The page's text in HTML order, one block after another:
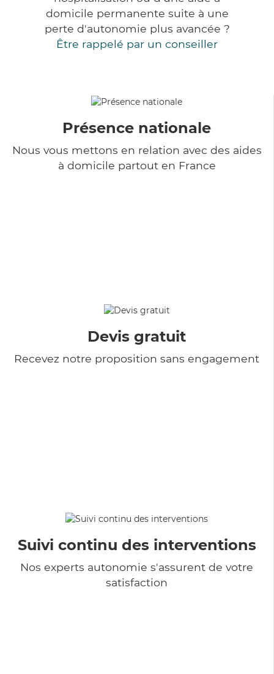
domicile permanente suite à une
perte d'autonomie plus avancée ?
Être rappelé par un conseiller
Présence nationale
Nous vous mettons en relation avec des aides
à domicile partout en France
Devis gratuit
Recevez notre proposition sans engagement
Suivi continu des interventions
Nos experts autonomie s'assurent de votre
satisfaction